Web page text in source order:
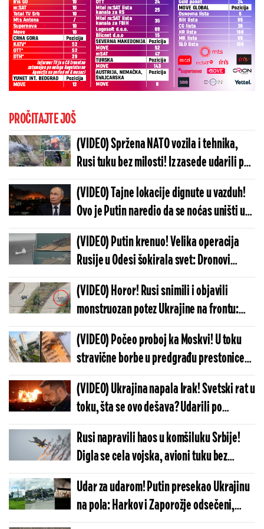
PROČITAJTE JOŠ
(VIDEO) Spržena NATO vozila i tehnika,
Rusi tuku bez milosti! Iz zasede udarili po
koloni, vojnici u panici beže, sve gori oko
njih
(VIDEO) Tajne lokacije dignute u vazduh!
Ovo je Putin naredio da se noćas uništi u
Kijevu: Vojska se hitno oglasila
(VIDEO) Putin krenuo! Velika operacija
Rusije u Odesi šokirala svet: Dronovi
snimili trenutke pravog užasa
(VIDEO) Horor! Rusi snimili i objavili
monstruozan potez Ukrajine na frontu:
Svet ovo mora da vidi, zapadni mediji ćute
i kriju
(VIDEO) Počeo proboj ka Moskvi! U toku
stravične borbe u predgrađu prestonice
Rusije - sve se trese od udara, aerodromi
hitno zatvoreni
(VIDEO) Ukrajina napala Irak! Svetski rat u
toku, šta se ovo dešava? Udarili po
velikom broju ciljeva, Bagdad žestoko
odgovorio
Rusi napravili haos u komšiluku Srbije!
Digla se cela vojska, avioni tuku bez
milosti - hitno se oglasila vojska
Udar za udarom! Putin presekao Ukrajinu
na pola: Harkov i Zaporožje odsečeni,
Rusija pokrenula munjevitu i masovnu